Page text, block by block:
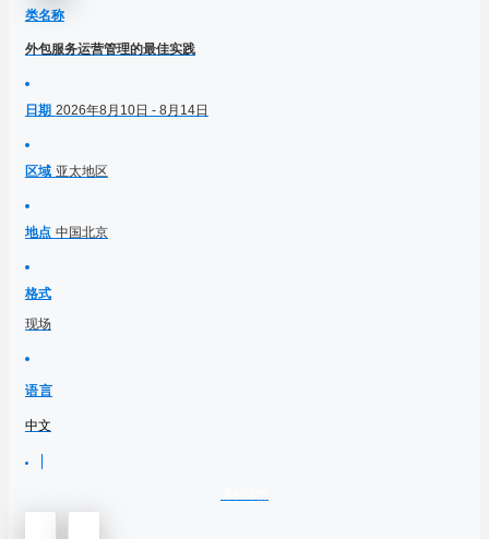
类名称
外包服务运营管理的最佳实践
日期 2026年8月10日 - 8月14日
区域 亚太地区
地点 中国北京
格式
现场
语言
中文